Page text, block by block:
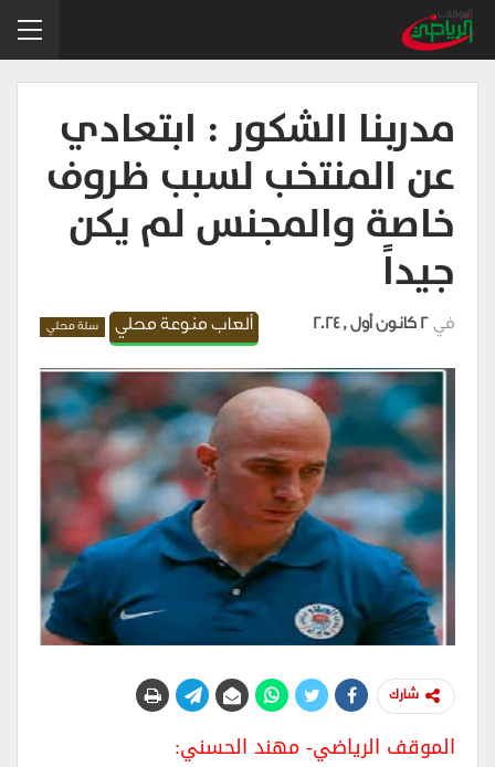
مدربنا الشكور : ابتعادي
عن المنتخب لسبب ظروف
خاصة والمجنس لم يكن
جيداً
ألعاب منوعة محلي سلة محلي في 2 كانون أول , 2024
شارك
الموقف الرياضي- مهند الحسني: